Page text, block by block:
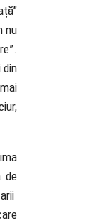
nu
din
de